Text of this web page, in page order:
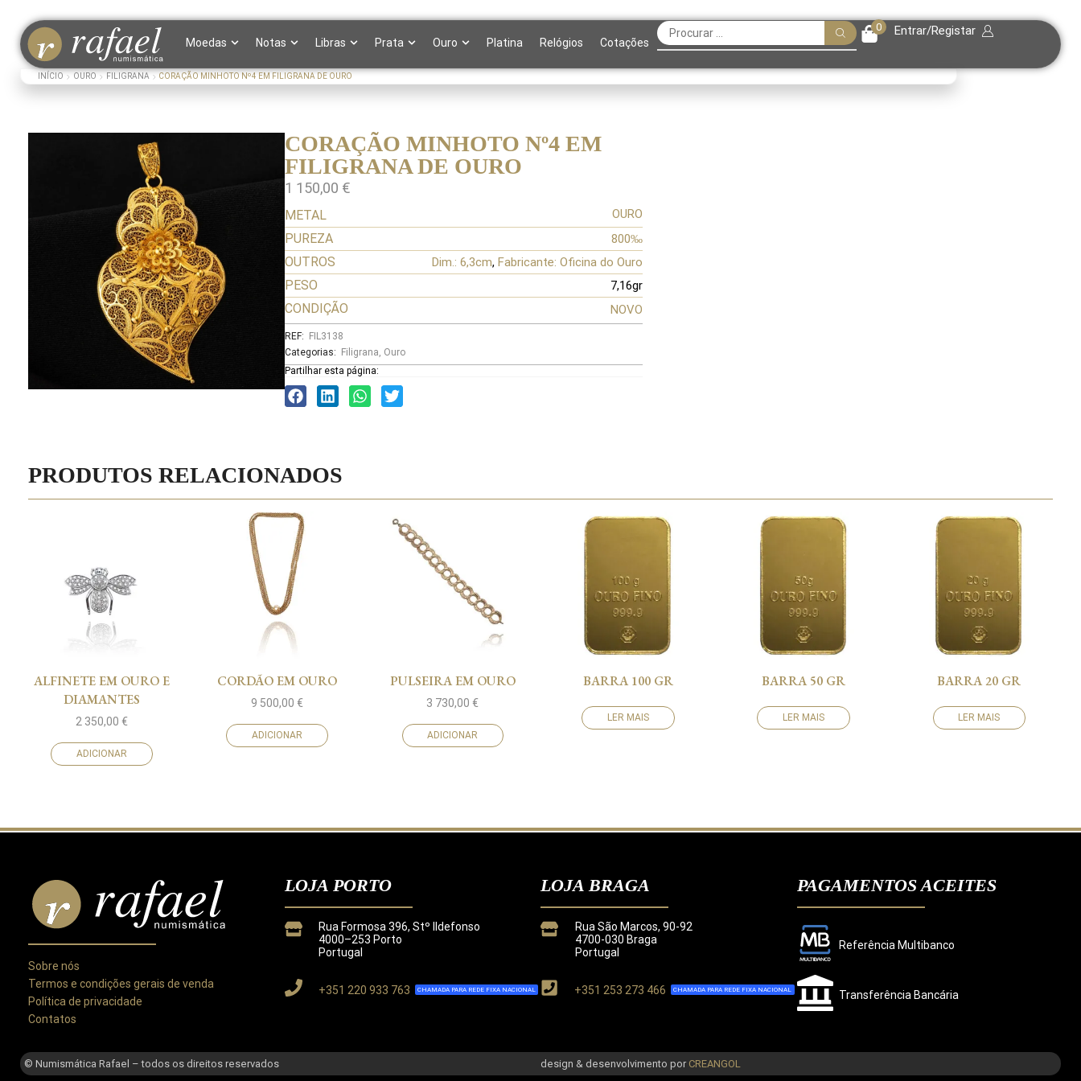
Moedas Notas Libras Prata Ouro Platina Relógios Cotações
0 Entrar/Registar
INÍCIO OURO FILIGRANA CORAÇÃO MINHOTO Nº4 EM FILIGRANA DE OURO
CORAÇÃO MINHOTO Nº4 EM
FILIGRANA DE OURO
1 150,00 €
METAL OURO
PUREZA 800‰
OUTROS Dim.: 6,3cm, Fabricante: Oficina do Ouro
PESO 7,16gr
CONDIÇÃO NOVO
REF:
FIL3138
Categorias:
Filigrana, Ouro
Partilhar esta página:
PRODUTOS RELACIONADOS
ALFINETE EM OURO E
DIAMANTES
2 350,00€
ADICIONAR
CORDÃO EM OURO
9 500,00€
ADICIONAR
PULSEIRA EM OURO
3 730,00€
ADICIONAR
BARRA 100 GR
LER MAIS
BARRA 50 GR
LER MAIS
BARRA 20 GR
LER MAIS
Este site utiliza cookies para melhorar a sua experiência.
Sobre nós
Termos e condições gerais de venda
Política de privacidade
Contatos
LOJA PORTO
Rua Formosa 396, Stº Ildefonso
4000–253 Porto
Portugal
+351 220 933 763 CHAMADA PARA REDE FIXA NACIONAL
LOJA BRAGA
Rua São Marcos, 90-92
4700-030 Braga
Portugal
+351 253 273 466 CHAMADA PARA REDE FIXA NACIONAL
PAGAMENTOS ACEITES
Referência Multibanco
Transferência Bancária
© Numismática Rafael – todos os direitos reservados design & desenvolvimento por CREANGOL